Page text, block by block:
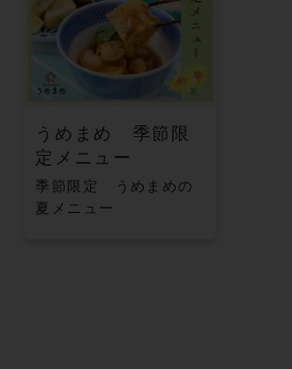
うめまめ 季節限
定メニュー
季節限定 うめまめの
夏メニュー